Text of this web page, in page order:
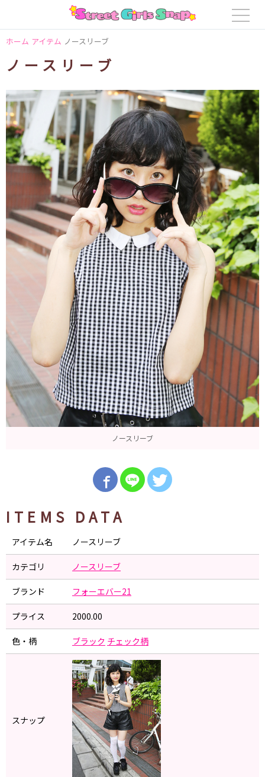
ホーム アイテム ノースリーブ
ノースリーブ
ノースリーブ
ITEMS DATA
アイテム名 ノースリーブ
カテゴリ ノースリーブ
ブランド フォーエバー21
プライス 2000.00
色・柄 ブラック チェック柄
スナップ